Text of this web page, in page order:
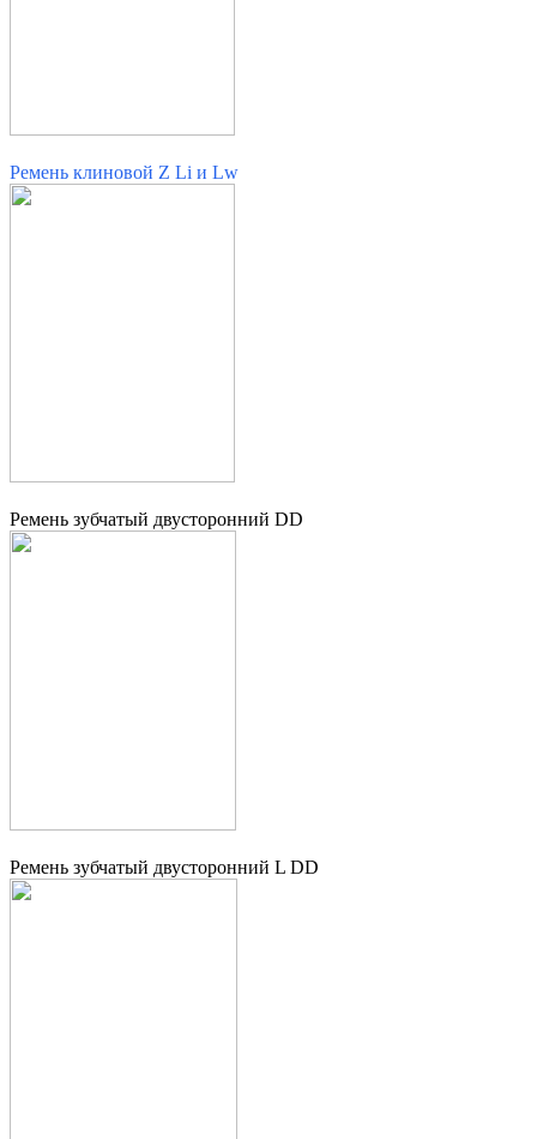
Ремень клиновой Z Li и Lw
Ремень зубчатый двусторонний DD
Ремень зубчатый двусторонний L DD